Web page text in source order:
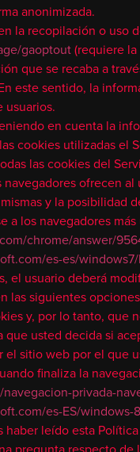
anonimizada.
la recopilación o
gaoptout(requiere la
que se recaba a
este sentido, la
en cuenta la
cookies utilizadas el
las cookies del
navegadores ofrecen
y la
a los navegadores
chrome/answer/
es-es/
el usuario deberá
las siguientes
y, por lo tanto,
usted decida si
sitio web por el que
finaliza la
privada-
es-ES/windows-
leído esta